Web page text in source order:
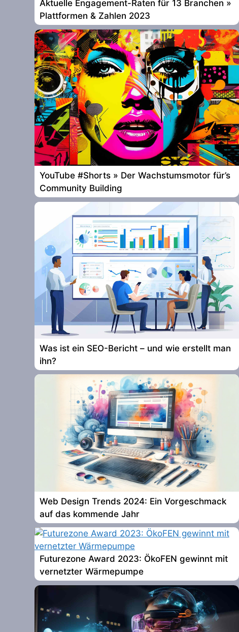
Aktuelle Engagement-Raten für 13 Branchen »
Plattformen & Zahlen 2023
YouTube #Shorts » Der Wachstumsmotor für’s
Community Building
Was ist ein SEO-Bericht – und wie erstellt man
ihn?
Web Design Trends 2024: Ein Vorgeschmack
auf das kommende Jahr
Futurezone Award 2023: ÖkoFEN gewinnt mit
vernetzter Wärmepumpe